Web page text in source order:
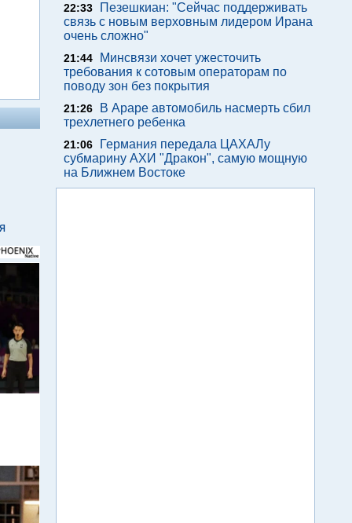
22:33
Пезешкиан: "Сейчас поддерживать
связь с новым верховным лидером Ирана
очень сложно"
21:44
Минсвязи хочет ужесточить
требования к сотовым операторам по
поводу зон без покрытия
21:26
В Араре автомобиль насмерть сбил
трехлетнего ребенка
21:06
Германия передала ЦАХАЛу
субмарину АХИ "Дракон", самую мощную
на Ближнем Востоке